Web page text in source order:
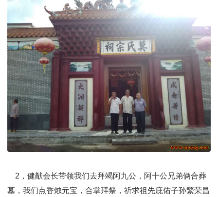
2，健猷会长带领我们去拜竭阿九公，阿十公兄弟俩合葬
墓，我们点香烛元宝，合掌拜祭，祈求祖先庇佑子孙繁荣昌